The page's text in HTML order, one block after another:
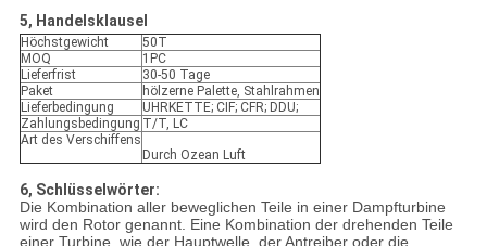
5, Handelsklausel
Höchstgewicht
50T
MOQ
1PC
Lieferfrist
30-50 Tage
Paket
hölzerne Palette, Stahlrahmen
Lieferbedingung
UHRKETTE; CIF; CFR; DDU;
Zahlungsbedingung T/T, LC
Art des Verschiffens
Durch Ozean Luft
6, Schlüsselwörter:
Die Kombination aller beweglichen Teile in einer Dampfturbine
wird den Rotor genannt. Eine Kombination der drehenden Teile
einer Turbine, wie der Hauptwelle, der Antreiber oder die